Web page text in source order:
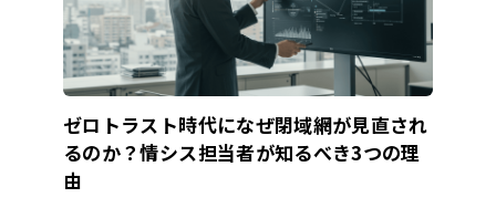
ゼロトラスト時代になぜ閉域網が見直され
るのか？情シス担当者が知るべき3つの理
由